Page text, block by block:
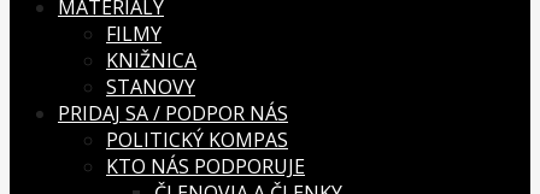
MATERIÁLY
FILMY
KNIŽNICA
STANOVY
PRIDAJ SA / PODPOR NÁS
POLITICKÝ KOMPAS
KTO NÁS PODPORUJE